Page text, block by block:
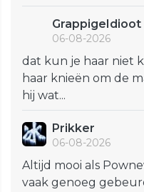
GrappigeIdioot
06-08-2026
dat kun je haar niet
haar knieën om de
hij wat...
Prikker
06-08-2026
Altijd mooi als
vaak genoeg